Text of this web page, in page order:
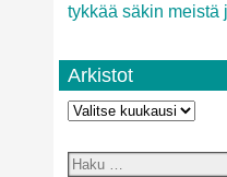
tykkää säkin meistä
Arkistot